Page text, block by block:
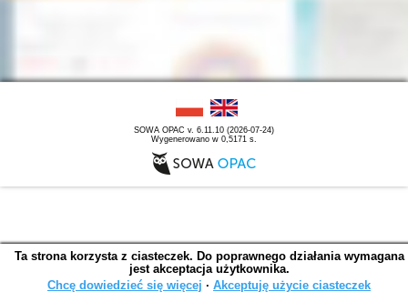
SOWA OPAC v. 6.11.10 (2026-07-24)
Wygenerowano w 0,5171 s.
Ta strona korzysta z ciasteczek. Do poprawnego działania wymagana
jest akceptacja użytkownika.
Chcę dowiedzieć się więcej ∙ Akceptuję użycie ciasteczek